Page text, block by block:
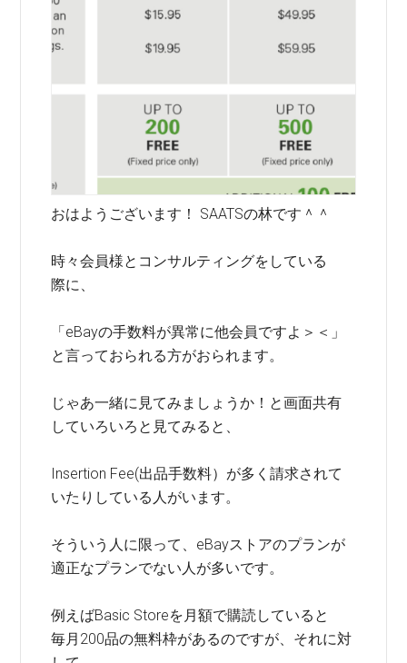
おはようございます！ SAATSの林です＾＾
時々会員様とコンサルティングをしている
際に、
「eBayの手数料が異常に他会員ですよ＞＜」
と言っておられる方がおられます。
じゃあ一緒に見てみましょうか！と画面共有
していろいろと見てみると、
Insertion Fee(出品手数料）が多く請求されて
いたりしている人がいます。
そういう人に限って、eBayストアのプランが
適正なプランでない人が多いです。
例えばBasic Storeを月額で購読していると
毎月200品の無料枠があるのですが、それに対